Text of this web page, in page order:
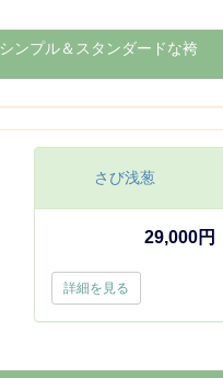
シンプル＆スタンダードな袴
さび浅葱
29,000円
詳細を見る